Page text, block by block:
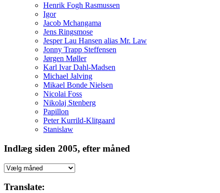
Henrik Fogh Rasmussen
Igor
Jacob Mchangama
Jens Ringsmose
Jesper Lau Hansen alias Mr. Law
Jonny Trapp Steffensen
Jørgen Møller
Karl Ivar Dahl-Madsen
Michael Jalving
Mikael Bonde Nielsen
Nicolai Foss
Nikolaj Stenberg
Papillon
Peter Kurrild-Klitgaard
Stanislaw
Indlæg siden 2005, efter måned
Indlæg
2005,
Translate: